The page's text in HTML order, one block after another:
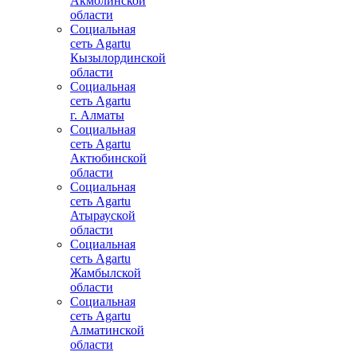
области
Социальная
сеть Agartu
Кызылординской
области
Социальная
сеть Agartu
г. Алматы
Социальная
сеть Agartu
Актюбинской
области
Социальная
сеть Agartu
Атырауской
области
Социальная
сеть Agartu
Жамбылской
области
Социальная
сеть Agartu
Алматинской
области